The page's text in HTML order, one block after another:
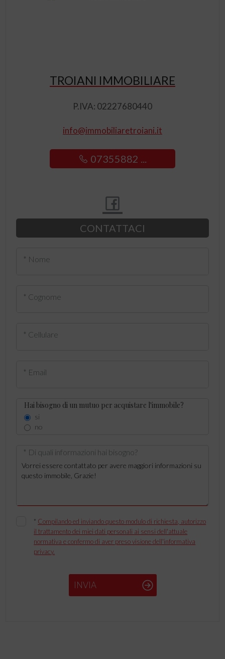
TROIANI IMMOBILIARE
P.IVA: 02227680440
info@immobiliaretroiani.it
07355882 ...
CONTATTACI
* Nome
* Cognome
* Cellulare
* Email
Hai bisogno di un mutuo per acquistare l'immobile?
si
no
* Di quali informazioni hai bisogno?
* Compilando ed inviando questo modulo di richiesta, autorizzo
il trattamento dei miei dati personali ai sensi dell'attuale
normativa e confermo di aver preso visione dell'informativa
privacy.
INVIA